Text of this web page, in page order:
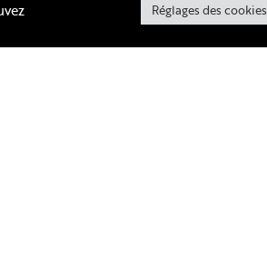
Réglages des cookies